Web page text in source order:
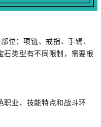
位：项链、戒指、手镯、
石类型有不同限制，需要根
职业、技能特点和战斗环